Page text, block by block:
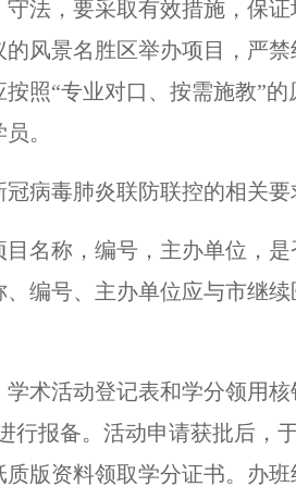
法，要采取有效措施，保
风景名胜区举办项目，严
照“专业对口、按需施教”
。
病毒肺炎联防联控的相关
名称，编号，主办单位，
编号、主办单位应与市继
术活动登记表和学分领用
行报备。活动申请获批后，
版资料领取学分证书。办